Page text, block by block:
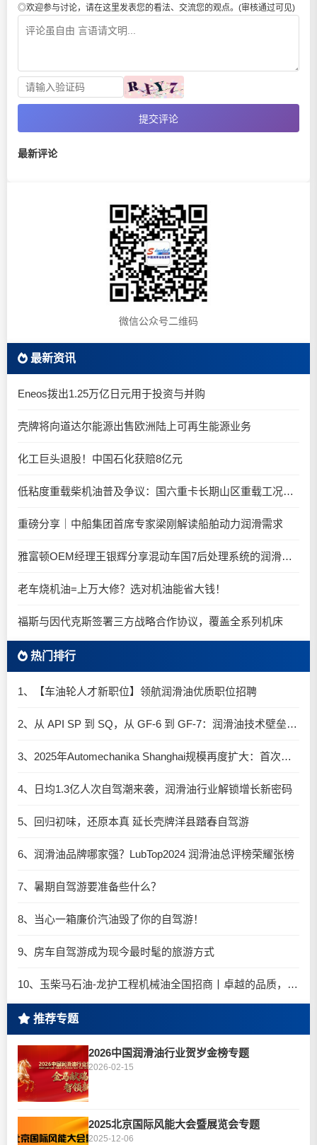
◎欢迎参与讨论，请在这里发表您的看法、交流您的观点。(审核通过可见)
提交评论
最新评论
微信公众号二维码
最新资讯
Eneos拨出1.25万亿日元用于投资与并购
壳牌将向道达尔能源出售欧洲陆上可再生能源业务
化工巨头退股！中国石化获赔8亿元
低粘度重载柴机油普及争议：国六重卡长期山区重载工况是否适合0W-20柴油机油？
重磅分享｜中船集团首席专家梁刚解读船舶动力润滑需求
雅富顿OEM经理王银辉分享混动车国7后处理系统的润滑油要求
老车烧机油=上万大修？选对机油能省大钱！
福斯与因代克斯签署三方战略合作协议，覆盖全系列机床
热门排行
1、【车油轮人才新职位】领航润滑油优质职位招聘
2、从 API SP 到 SQ，从 GF-6 到 GF-7：润滑油技术壁垒再升高，你准备好了吗？
3、2025年Automechanika Shanghai规模再度扩大：首次启用国家会展中心（上海）全部15个展馆
4、日均1.3亿人次自驾潮来袭，润滑油行业解锁增长新密码​
5、回归初味，还原本真 延长壳牌洋县踏春自驾游
6、润滑油品牌哪家强？LubTop2024 润滑油总评榜荣耀张榜
7、暑期自驾游要准备些什么？
8、当心一箱廉价汽油毁了你的自驾游！
9、房车自驾游成为现今最时髦的旅游方式
10、玉柴马石油-龙护工程机械油全国招商丨卓越的品质，专业的品牌！
推荐专题
2026中国润滑油行业贺岁金榜专题
2026-02-15
2025北京国际风能大会暨展览会专题
2025-12-06